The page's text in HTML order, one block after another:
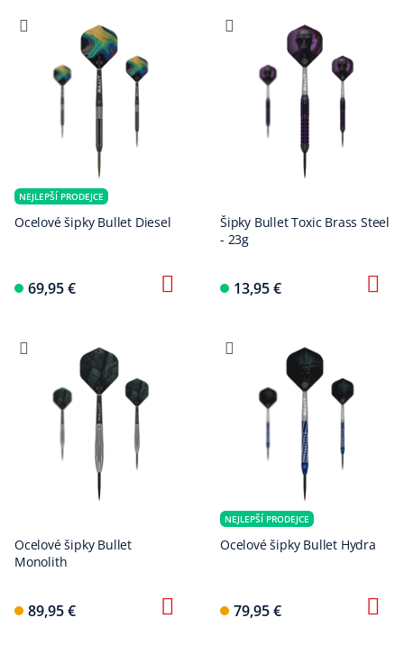
NEJLEPŠÍ PRODEJCE
Ocelové šipky Bullet Diesel
69,95 €
Šipky Bullet Toxic Brass Steel
- 23g
13,95 €
Ocelové šipky Bullet
Monolith
89,95 €
NEJLEPŠÍ PRODEJCE
Ocelové šipky Bullet Hydra
79,95 €